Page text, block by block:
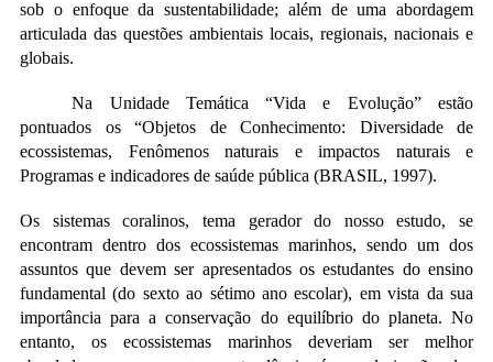
sob o enfoque da sustentabilidade; além de uma abordagem
articulada das questões ambientais locais, regionais, nacionais e
globais.
Na Unidade Temática “Vida e Evolução” estão
pontuados os “Objetos de Conhecimento: Diversidade de
ecossistemas, Fenômenos naturais e impactos naturais e
Programas e indicadores de saúde pública (BRASIL, 1997).
Os sistemas coralinos, tema gerador do nosso estudo, se
encontram dentro dos ecossistemas marinhos, sendo um dos
assuntos que devem ser apresentados os estudantes do ensino
fundamental (do sexto ao sétimo ano escolar), em vista da sua
importância para a conservação do equilíbrio do planeta. No
entanto, os ecossistemas marinhos deveriam ser melhor